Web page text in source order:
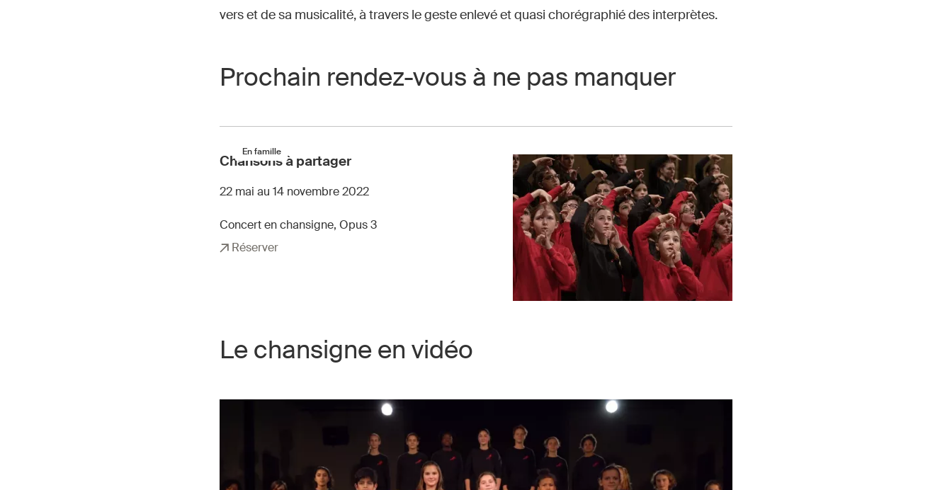
vers et de sa musicalité, à travers le geste enlevé et quasi chorégraphié des interprètes.
Prochain rendez-vous à ne pas manquer
Chansons à partager
22 mai au 14 novembre 2022
Concert en chansigne, Opus 3
Réserver
En famille
Le chansigne en vidéo